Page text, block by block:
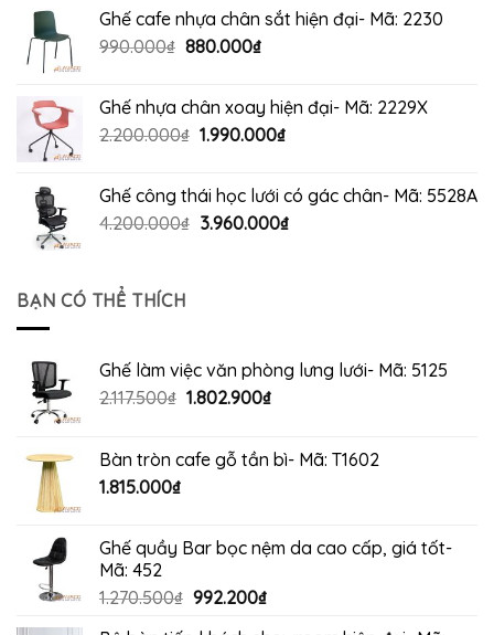
là:
4.490.000₫.
tại
Ghế cafe nhựa chân sắt hiện đại- Mã: 2230
990.000₫ Giá
990.000₫.
880.000₫Giá
là:
880.000₫.
Ghế nhựa chân xoay hiện đại- Mã: 2229X
2.200.000₫ Giá
2.200.000₫.
1.990.000₫Giá
là:
1.990.000₫.
Ghế công thái học lưới có gác chân- Mã: 5528A
4.200.000₫ Giá
3.960.000₫Giá
BẠN CÓ THỂ THÍCH
Ghế làm việc văn phòng lưng lưới- Mã: 5125
2.117.500₫ Giá
2.117.500₫.
1.802.900₫Giá
là:
Bàn tròn cafe gỗ tần bì- Mã: T1602
1.815.000₫
Ghế quầy Bar bọc nệm da cao cấp, giá tốt-
Mã: 452
1.270.500₫ Giá
992.200₫Giá